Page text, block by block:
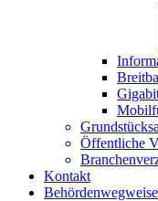
Öffentliche
Kontakt